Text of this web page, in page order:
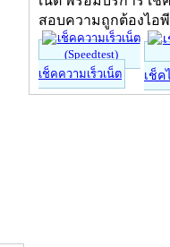
สอบความถูกต้องไอ
เช็คความเร็วเน็ต เช็ค